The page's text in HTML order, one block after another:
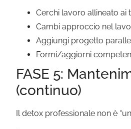
Cerchi lavoro allineato ai
Cambi approccio nel
Aggiungi progetto
Formi/aggiorni
FASE 5:
(continuo)
Il detox professionale non è